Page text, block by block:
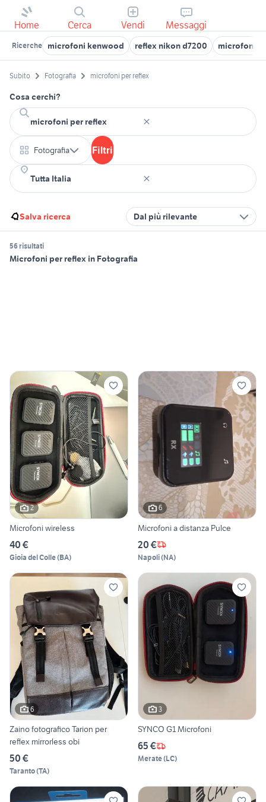
Home Cerca Vendi Messaggi
Ricerche microfoni kenwood reflex nikon d7200 microfono
Subito Fotografia microfoni per reflex
Cosa cerchi?
Fotografia Filtri
Salva ricerca Dal più rilevante
56 risultati
Microfoni per reflex in Fotografia
2
Microfoni wireless
40 €
Gioia del Colle(BA)
6
Microfoni a distanza Pulce
20 €
Napoli(NA)
6
Zaino fotografico Tarion per
reflex mirrorless obi
50 €
Taranto(TA)
3
SYNCO G1 Microfoni
65 €
Merate(LC)